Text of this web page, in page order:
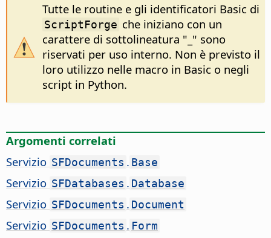
Tutte le routine e gli identificatori Basic di
ScriptForge che iniziano con un
carattere di sottolineatura "_" sono
riservati per uso interno. Non è previsto il
loro utilizzo nelle macro in Basic o negli
script in Python.
Argomenti correlati
Servizio SFDocuments . Base
Servizio SFDatabases . Database
Servizio SFDocuments . Document
Servizio SFDocuments . Form